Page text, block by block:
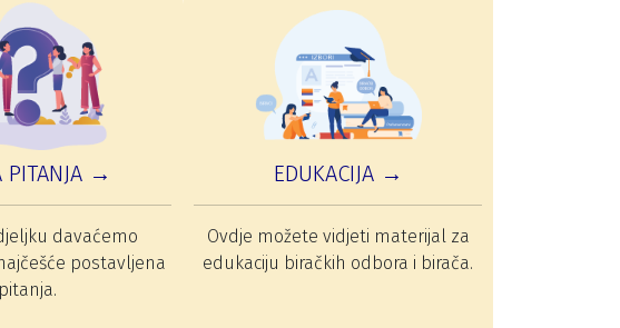
PITANJA →
davaćemo
postavljena
pitanja.
EDUKACIJA →
Ovdje možete vidjeti materijal za
edukaciju biračkih odbora i birača.